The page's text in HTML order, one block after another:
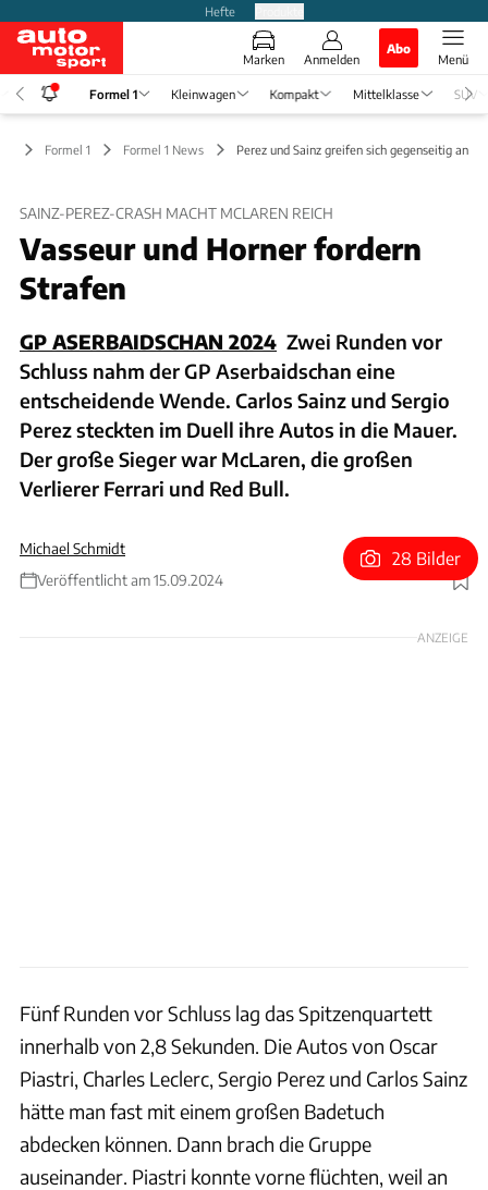
Hefte
Marken Anmelden
Abo
Menü
Formel 1 Kleinwagen Kompakt Mittelklasse SUV
Formel 1 Formel 1 News Perez und Sainz greifen sich gegenseitig an
SAINZ-PEREZ-CRASH MACHT MCLAREN REICH
Vasseur und Horner fordern
Strafen
GP ASERBAIDSCHAN 2024 Zwei Runden vor
Schluss nahm der GP Aserbaidschan eine
entscheidende Wende. Carlos Sainz und Sergio
Perez steckten im Duell ihre Autos in die Mauer.
Der große Sieger war McLaren, die großen
Verlierer Ferrari und Red Bull.
Michael Schmidt
Veröffentlicht am 15.09.2024
Foto: Red Bull
28 Bilder
ANZEIGE
Fünf Runden vor Schluss lag das Spitzenquartett
innerhalb von 2,8 Sekunden. Die Autos von Oscar
Piastri, Charles Leclerc, Sergio Perez und Carlos Sainz
hätte man fast mit einem großen Badetuch
abdecken können. Dann brach die Gruppe
auseinander. Piastri konnte vorne flüchten, weil an